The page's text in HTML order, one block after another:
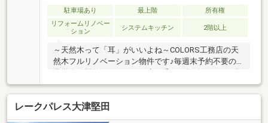
駐車場あり 最上階
所有権
リフォームリノベー
ション
システムキッチン 2階以上
～天然木って「耳」がいいよね～COLORS工務店の天
然木フルリノベーション物件です♪毎週末予約不要の
地見学で体感してください♪
レークパレス大津堅田